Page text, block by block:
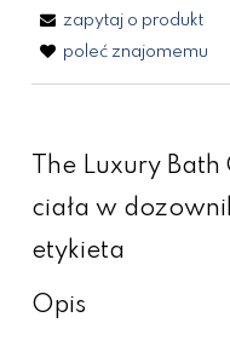
zapytaj o produkt
poleć znajomemu
The Luxury
ciała w
etykieta
Opis